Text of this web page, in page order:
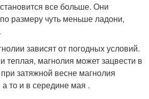
все больше. Они
размеру чуть меньше ладони,
зависят от погодных условий.
теплая, магнолия может зацвести в
затяжной весне магнолия
а то и в середине мая .